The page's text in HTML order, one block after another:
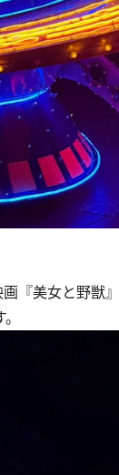
『美女と野獣